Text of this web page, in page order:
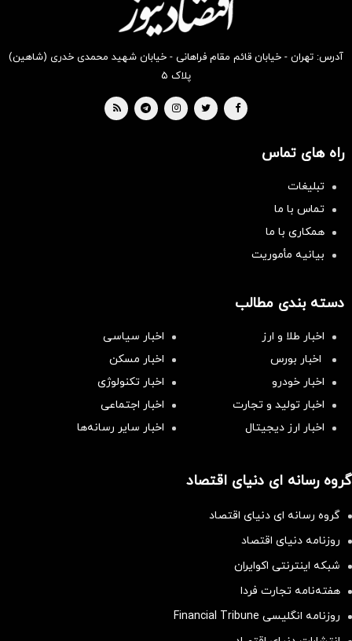
آدرس: تهران - خیابان قائم مقام فراهانی - خیابان شهید محمدی خدری (شاهین)
پلاک ۵
راه های تماس
تبلیغات
تماس با ما
همکاری با ما
بیانیه مأموریت
دسته بندی مطالب
اخبار طلا و ارز
اخبار سیاسی
اخبار بورس
اخبار مسکن
اخبار خودرو
اخبار تکنولوژی
اخبار تولید و تجارت
اخبار اجتماعی
اخبار ارز دیجیتال
اخبار سایر رسانه‌‌ها
گروه رسانه ای دنیای اقتصاد
گروه رسانه ای دنیای اقتصاد
روزنامه دنیای اقتصاد
شبکه اینترنتی اکوایران
هفته‌نامه تجارت فردا
روزنامه انگلیسی Financial Tribune